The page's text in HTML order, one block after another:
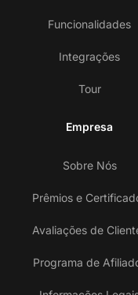
Funcionalidades
Integrações
Tour
Empresa
Sobre Nós
Prêmios e
Avaliações de
Programa de